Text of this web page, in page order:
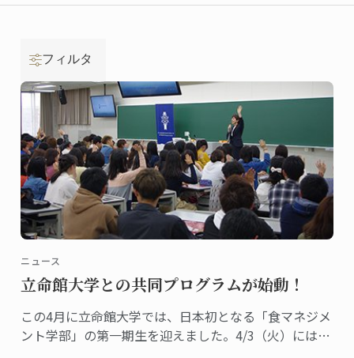
フィルタ
ニュース
立命館大学との共同プログラムが始動！
この4月に立命館大学では、日本初となる「食マネジメ
ント学部」の第一期生を迎えました。4/3（火）には